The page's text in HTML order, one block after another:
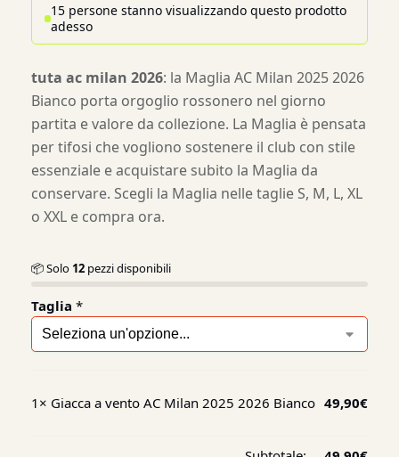
15 persone stanno visualizzando questo prodotto
adesso
tuta ac milan 2026: la Maglia AC Milan 2025 2026
Bianco porta orgoglio rossonero nel giorno
partita e valore da collezione. La Maglia è pensata
per tifosi che vogliono sostenere il club con stile
essenziale e acquistare subito la Maglia da
conservare. Scegli la Maglia nelle taglie S, M, L, XL
o XXL e compra ora.
📦 Solo 12 pezzi disponibili
Taglia *
1× Giacca a vento AC Milan 2025 2026 Bianco 49,90€